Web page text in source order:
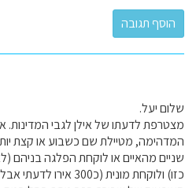
שלום יעל.
מצטרפת לדעתו של אילן לגבי המדינות.
המדהימה, מטיילת שם כשבוע או קצת
שניים מהאיים או לוקחת הפלגה בניהם
כזו) ולוקחת